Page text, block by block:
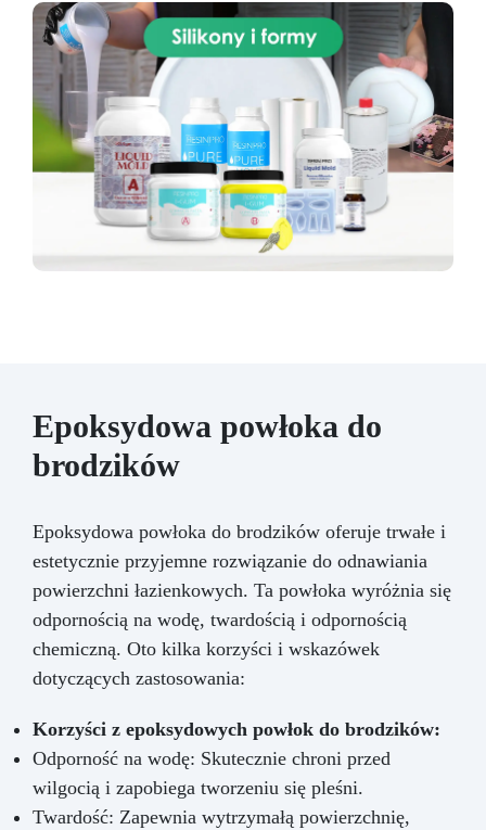
Epoksydowa powłoka do
brodzików
Epoksydowa powłoka do brodzików oferuje trwałe i
estetycznie przyjemne rozwiązanie do odnawiania
powierzchni łazienkowych. Ta powłoka wyróżnia się
odpornością na wodę, twardością i odpornością
chemiczną. Oto kilka korzyści i wskazówek
dotyczących zastosowania:
Korzyści z epoksydowych powłok do brodzików:
Odporność na wodę: Skutecznie chroni przed
wilgocią i zapobiega tworzeniu się pleśni.
Twardość: Zapewnia wytrzymałą powierzchnię,